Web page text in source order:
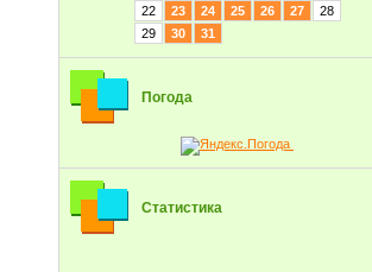
22
23 24 25 26 27
28
29
30 31
Погода
Статистика